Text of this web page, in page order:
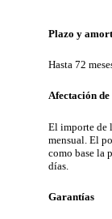
Plazo y
Hasta 72
Afectación de
El importe de
mensual. El
como base la
días.
Garantías